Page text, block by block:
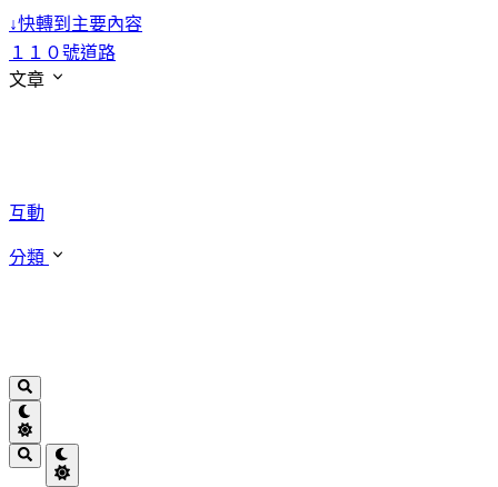
↓快轉到主要內容
１１０號道路
文章
互動
分類